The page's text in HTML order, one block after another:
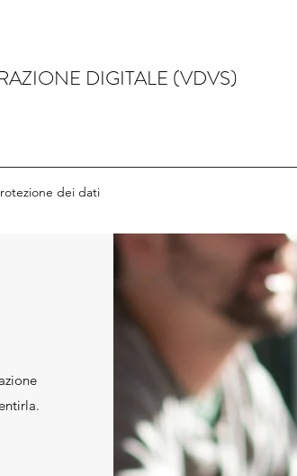
DIGITALE (VDVS)
dei dati